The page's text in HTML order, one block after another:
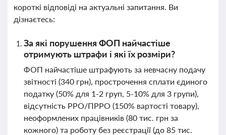
короткі відповіді на актуальні запитання. Ви
дізнаєтесь:
За які порушення ФОП найчастіше
отримують штрафи і які їх розміри?
ФОП найчастіше штрафують за невчасну подачу
звітності (340 грн), прострочення сплати єдиного
податку (50% для 1-2 груп, 5-10% для 3 групи),
відсутність РРО/ПРРО (150% вартості товару),
неоформлених працівників (80 тис. грн за
кожного) та роботу без реєстрації (до 85 тис.